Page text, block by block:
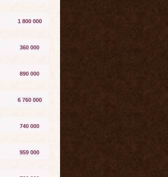
1 800 000
360 000
890 000
6 760 000
740 000
959 000